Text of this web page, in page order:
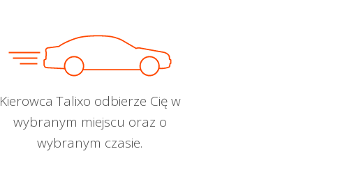
Kierowca Talixo odbierze Cię w
wybranym miejscu oraz o
wybranym czasie.